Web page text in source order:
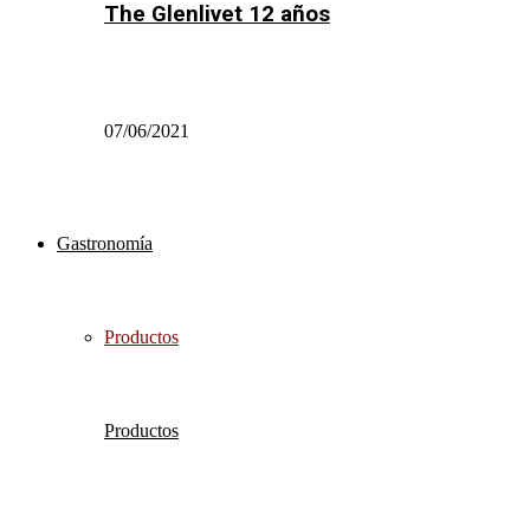
The Glenlivet 12 años
07/06/2021
Gastronomía
Productos
Productos